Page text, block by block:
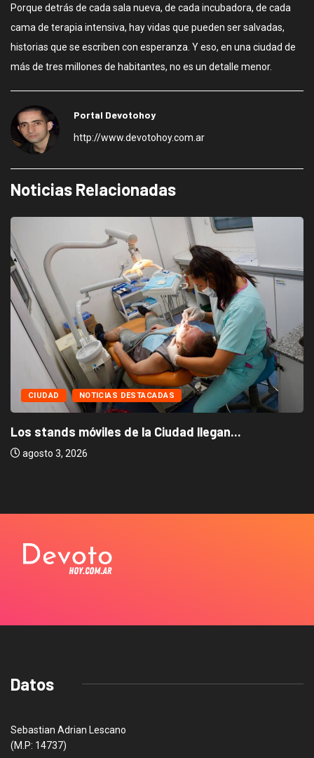
Porque detrás de cada sala nueva, de cada incubadora, de cada
cama de terapia intensiva, hay vidas que pueden ser salvadas,
historias que se escriben con esperanza. Y eso, en una ciudad de
más de tres millones de habitantes, no es un detalle menor.
Portal Devotohoy
http://www.devotohoy.com.ar
Noticias Relacionadas
CIUDAD NOTICIAS DESTACADAS
Los stands móviles de la Ciudad llegan...
agosto 3, 2026
Datos
Sebastian Adrian Lescano
(M.P: 14737)